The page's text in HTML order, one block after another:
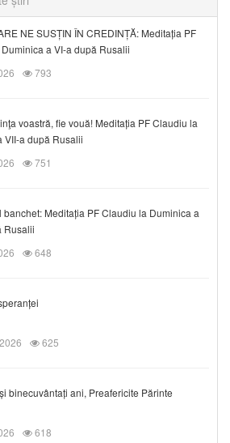
NE SUSȚIN ÎN CREDINȚĂ: Meditația PF
a VI-a după Rusalii
793
voastră, fie vouă! Meditația PF Claudiu la
VII-a după Rusalii
751
banchet: Meditația PF Claudiu la Duminica a
Rusalii
648
625
binecuvântați ani, Preafericite Părinte
618